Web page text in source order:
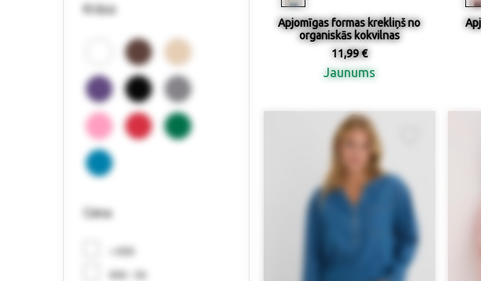
Krāsa
Cena
< €30
€30 - 50
Apjomīgas formas krekliņš no
organiskās kokvilnas
11,99 €
Jaunums